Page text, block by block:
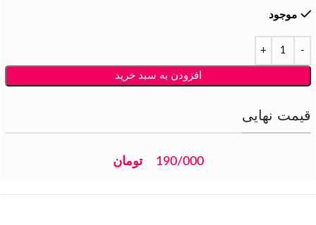
موجود
افزودن به سبد خرید
قیمت نهایی
190/000 تومان